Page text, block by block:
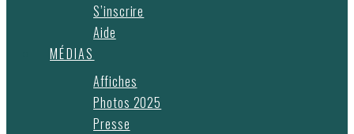
S’inscrire
Aide
MÉDIAS
Affiches
Photos 2025
Presse